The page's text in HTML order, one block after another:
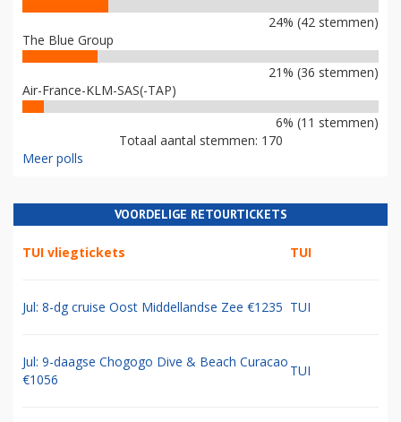
24% (42 stemmen)
The Blue Group
21% (36 stemmen)
Air-France-KLM-SAS(-TAP)
6% (11 stemmen)
Totaal aantal stemmen: 170
Meer polls
VOORDELIGE RETOURTICKETS
TUI vliegtickets TUI
Jul: 8-dg cruise Oost Middellandse Zee €1235 TUI
Jul: 9-daagse Chogogo Dive & Beach Curacao
€1056
TUI